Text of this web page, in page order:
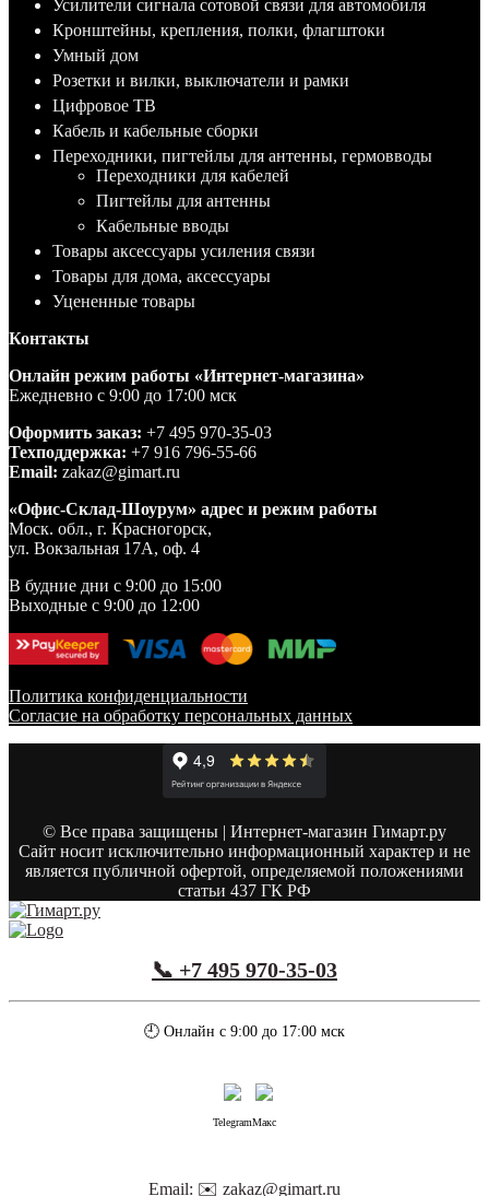
Усилители сигнала сотовой связи для автомобиля
Кронштейны, крепления, полки, флагштоки
Умный дом
Розетки и вилки, выключатели и рамки
Цифровое ТВ
Кабель и кабельные сборки
Переходники, пигтейлы для антенны, гермовводы
Переходники для кабелей
Пигтейлы для антенны
Кабельные вводы
Товары аксессуары усиления связи
Товары для дома, аксессуары
Уцененные товары
Контакты
Онлайн режим работы «Интернет-магазина»
Ежедневно с 9:00 до 17:00 мск
Оформить заказ: +7 495 970-35-03
Техподдержка: +7 916 796-55-66
Email: zakaz@gimart.ru
«Офис-Склад-Шоурум» адрес и режим работы
Моск. обл., г. Красногорск,
ул. Вокзальная 17А, оф. 4
В будние дни с 9:00 до 15:00
Выходные с 9:00 до 12:00
Политика конфиденциальности
Согласие на обработку персональных данных
© Все права защищены | Интернет-магазин Гимарт.ру
Сайт носит исключительно информационный характер и не
является публичной офертой, определяемой положениями
статьи 437 ГК РФ
📞 +7 495 970-35-03
🕘 Онлайн с 9:00 до 17:00 мск
TelegramМакс
Email: ✉️ zakaz@gimart.ru